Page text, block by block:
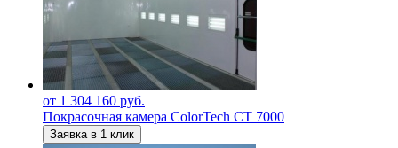
от 1 304 160 руб.
Покрасочная камера ColorTech CT 7000
Заявка в 1 клик